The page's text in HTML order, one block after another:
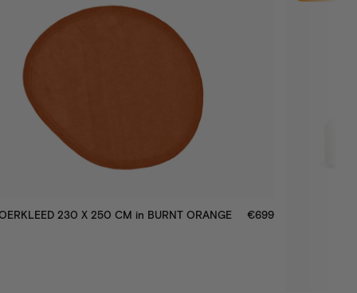
230 X 250 CM in BURNT ORANGE
€699